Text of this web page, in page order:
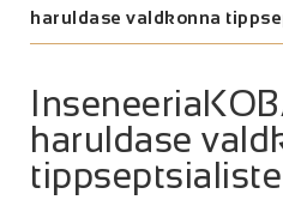
haruldase valdkonna
haruldase
tippseptsialiste